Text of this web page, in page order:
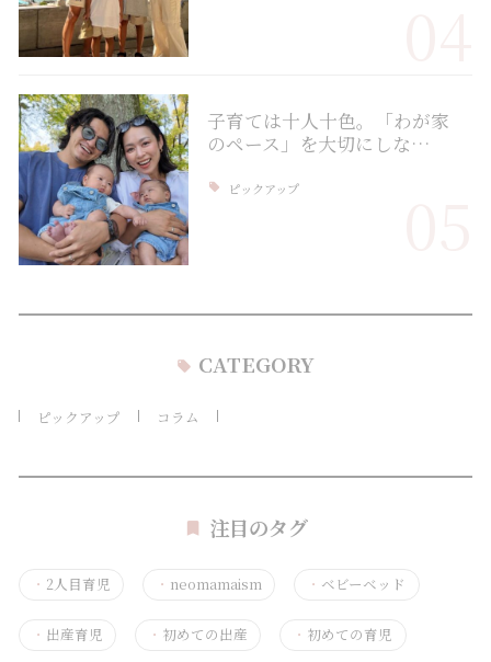
子育ては十人十色。「わが家
のペース」を大切にしな…
ピックアップ
CATEGORY
ピックアップ コラム
注目のタグ
・ 2人目育児 ・ neomamaism ・ ベビーベッド
・ 出産育児 ・ 初めての出産 ・ 初めての育児